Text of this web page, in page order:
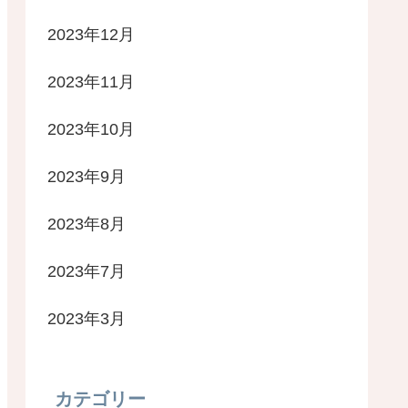
2023年12月
2023年11月
2023年10月
2023年9月
2023年8月
2023年7月
2023年3月
カテゴリー